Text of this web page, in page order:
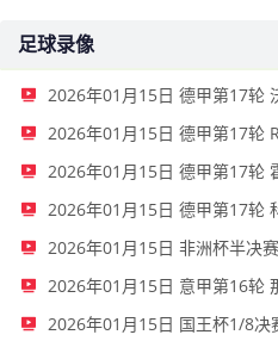
足球录像
2026年01月15日 德甲第17轮
2026年01月15日 德甲第17轮
2026年01月15日 德甲第17轮
2026年01月15日 德甲第17轮
2026年01月15日 非洲杯半决
2026年01月15日 意甲第16轮